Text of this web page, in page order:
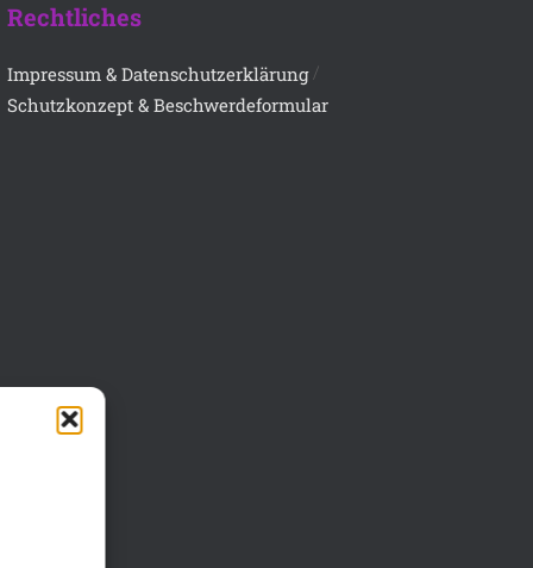
Rechtliches
Impressum & Datenschutzerklärung/
Schutzkonzept & Beschwerdeformular